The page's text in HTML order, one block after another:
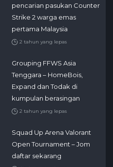
pencarian pasukan Counter
Strike 2 warga emas
pertama Malaysia
2 tahun yang lepas
Grouping FFWS Asia
Tenggara – HomeBois,
Expand dan Todak di
kumpulan berasingan
2 tahun yang lepas
Squad Up Arena Valorant
Open Tournament – Jom
daftar sekarang